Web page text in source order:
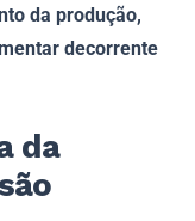
da produção,
decorrente
da